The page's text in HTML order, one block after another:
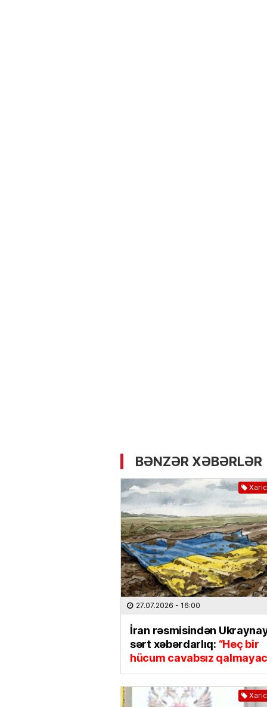
BƏNZƏR XƏBƏRLƏR
27.07.2026 - 16:00
İran rəsmisindən
sərt xəbərdarlıq: “Heç bir
hücum cavabsız